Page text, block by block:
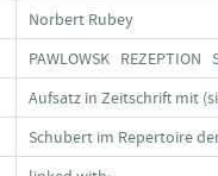
Norbert Rubey
PAWLOWSK REZEPTION
Aufsatz in Zeitschrift mit
Schubert im Repertoire